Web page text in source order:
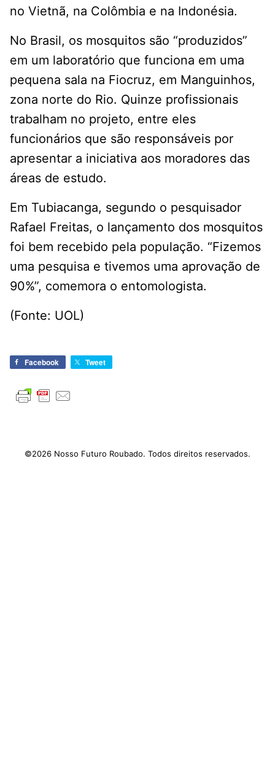
no Vietnã, na Colômbia e na Indonésia.
No Brasil, os mosquitos são “produzidos”
em um laboratório que funciona em uma
pequena sala na Fiocruz, em Manguinhos,
zona norte do Rio. Quinze profissionais
trabalham no projeto, entre eles
funcionários que são responsáveis por
apresentar a iniciativa aos moradores das
áreas de estudo.
Em Tubiacanga, segundo o pesquisador
Rafael Freitas, o lançamento dos mosquitos
foi bem recebido pela população. “Fizemos
uma pesquisa e tivemos uma aprovação de
90%”, comemora o entomologista.
(Fonte: UOL)
Facebook Tweet
©2026 Nosso Futuro Roubado. Todos direitos reservados.